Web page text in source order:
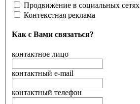
Продвижение в социальных сетях
Контекстная реклама
Как с Вами связаться?
контактное лицо
контактный e-mail
контактный телефон